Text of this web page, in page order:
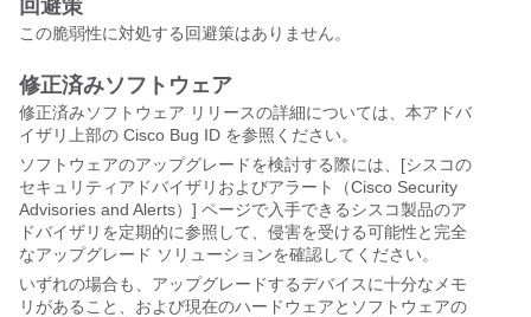
回避策
この脆弱性に対処する回避策はありません。
修正済みソフトウェア
修正済みソフトウェア リリースの詳細については、本アドバ
イザリ上部の Cisco Bug ID を参照ください。
ソフトウェアのアップグレードを検討する際には、[シスコの
セキュリティアドバイザリおよびアラート（Cisco Security
Advisories and Alerts）] ページで入手できるシスコ製品のア
ドバイザリを定期的に参照して、侵害を受ける可能性と完全
なアップグレード ソリューションを確認してください。
いずれの場合も、アップグレードするデバイスに十分なメモ
リがあること、および現在のハードウェアとソフトウェアの